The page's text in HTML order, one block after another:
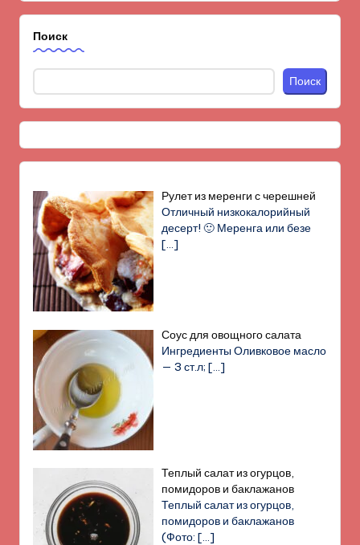
Поиск
Поиск
Рулет из меренги с черешней
Отличный низкокалорийный
десерт! 🙂 Меренга или безе
[…]
Соус для овощного салата
Ингредиенты Оливковое масло
— 3 ст.л;[…]
Теплый салат из огурцов,
помидоров и баклажанов
Теплый салат из огурцов,
помидоров и баклажанов
(Фото:[…]